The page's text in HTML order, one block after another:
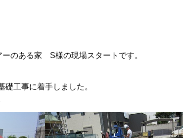
のある家 S様の現場スタートです。
工事に着手しました。